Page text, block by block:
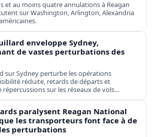
et au moins quatre annulations à Reagan
sur Washington, Arlington, Alexandria
enveloppe Sydney,
de vastes perturbations des
sur Sydney perturbe les opérations
réduite, retards de départs et
sur les réseaux de vols
paralysent Reagan National
les transporteurs font face à de
perturbations